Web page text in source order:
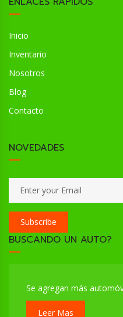
Inicio
Inventario
Nosotros
Blog
Contacto
NOVEDADES
Subscribe
BUSCANDO UN AUTO?
Se agregan más
Leer Mas